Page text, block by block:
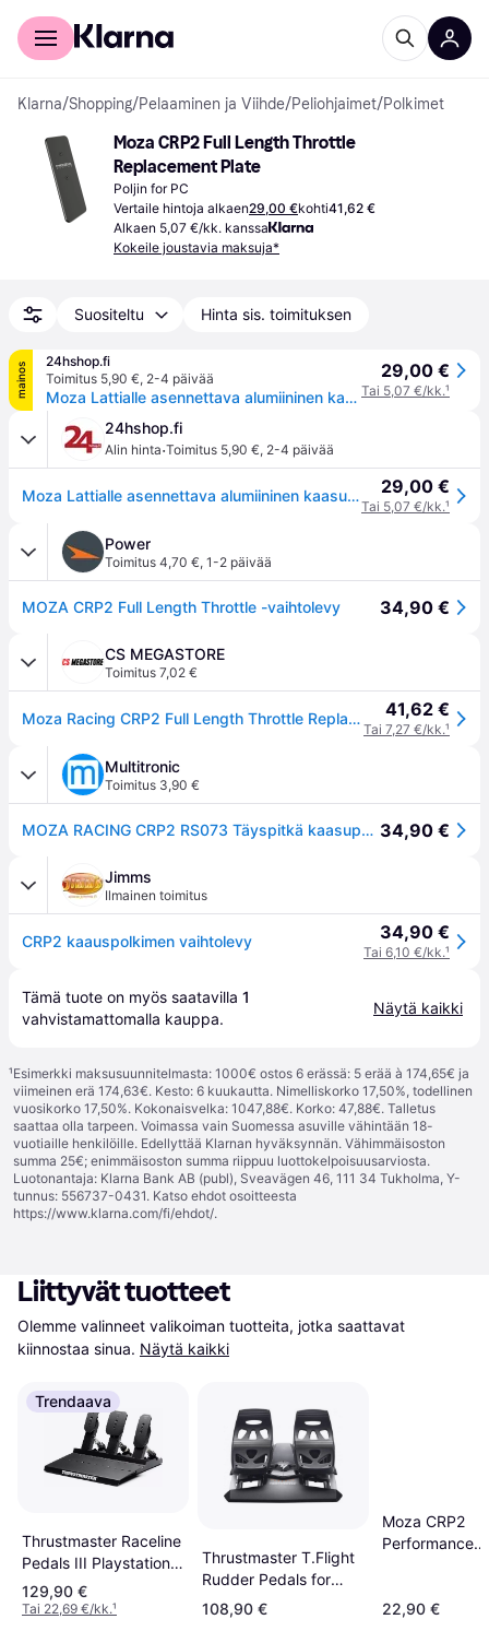
Kuluttajille
Klarna/Shopping/Pelaaminen ja Viihde/Peliohjaimet/Polkimet
Moza CRP2 Full Length Throttle
Replacement Plate
Poljin for PC
Vertaile hintoja alkaen29,00 €kohti41,62 €
Alkaen 5,07 €/kk. kanssa
Kokeile joustavia maksuja*
Suositeltu Hinta sis. toimituksen
mainos
24hshop.fi
Toimitus 5,90 €, 2-4 päivää
Moza Lattialle asennettava alumiininen kaasupoljin CRP2-polkimille
29,00 €
Tai 5,07 €/kk.¹
24hshop.fi
Alin hinta·Toimitus 5,90 €, 2-4 päivää
Moza Lattialle asennettava alumiininen kaasupoljin CRP2-polkimille 29,00 €
Tai 5,07 €/kk.¹
Power
Toimitus 4,70 €, 1-2 päivää
MOZA CRP2 Full Length Throttle -vaihtolevy 34,90 €
CS MEGASTORE
Toimitus 7,02 €
Moza Racing CRP2 Full Length Throttle Replacement Plate 41,62 €
Tai 7,27 €/kk.¹
Multitronic
Toimitus 3,90 €
MOZA RACING CRP2 RS073 Täyspitkä kaasupolkimen asennuslevy - Musta 34,90 €
Jimms
Ilmainen toimitus
CRP2 kaauspolkimen vaihtolevy 34,90 €
Tai 6,10 €/kk.¹
Tämä tuote on myös saatavilla 1
vahvistamattomalla kauppa.
Näytä kaikki
¹Esimerkki maksusuunnitelmasta: 1000€ ostos 6 erässä: 5 erää à 174,65€ ja
viimeinen erä 174,63€. Kesto: 6 kuukautta. Nimelliskorko 17,50%, todellinen
vuosikorko 17,50%. Kokonaisvelka: 1047,88€. Korko: 47,88€. Talletus
saattaa olla tarpeen. Voimassa vain Suomessa asuville vähintään 18-
vuotiaille henkilöille. Edellyttää Klarnan hyväksynnän. Vähimmäisoston
summa 25€; enimmäisoston summa riippuu luottokelpoisuusarviosta.
Luotonantaja: Klarna Bank AB (publ), Sveavägen 46, 111 34 Tukholma, Y-
tunnus: 556737-0431. Katso ehdot osoitteesta
https://www.klarna.com/fi/ehdot/.
Liittyvät tuotteet
Olemme valinneet valikoiman tuotteita, jotka saattavat
kiinnostaa sinua. Näytä kaikki
Trendaava
Thrustmaster Raceline
Pedals III Playstation
4
129,90 €
Tai 22,69 €/kk.¹
Thrustmaster T.Flight
Rudder Pedals for
(PC/PS4)
108,90 €
Moza CRP2
Performance
22,90 €